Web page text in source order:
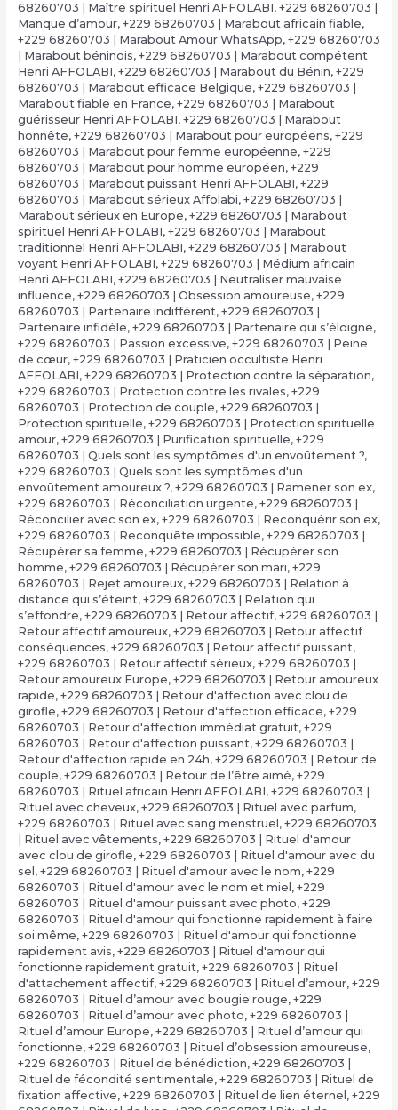
68260703 | Maître spirituel Henri AFFOLABI, +229 68260703 |
Manque d’amour, +229 68260703 | Marabout africain fiable,
+229 68260703 | Marabout Amour WhatsApp, +229 68260703
| Marabout béninois, +229 68260703 | Marabout compétent
Henri AFFOLABI, +229 68260703 | Marabout du Bénin, +229
68260703 | Marabout efficace Belgique, +229 68260703 |
Marabout fiable en France, +229 68260703 | Marabout
guérisseur Henri AFFOLABI, +229 68260703 | Marabout
honnête, +229 68260703 | Marabout pour européens, +229
68260703 | Marabout pour femme européenne, +229
68260703 | Marabout pour homme européen, +229
68260703 | Marabout puissant Henri AFFOLABI, +229
68260703 | Marabout sérieux Affolabi, +229 68260703 |
Marabout sérieux en Europe, +229 68260703 | Marabout
spirituel Henri AFFOLABI, +229 68260703 | Marabout
traditionnel Henri AFFOLABI, +229 68260703 | Marabout
voyant Henri AFFOLABI, +229 68260703 | Médium africain
Henri AFFOLABI, +229 68260703 | Neutraliser mauvaise
influence, +229 68260703 | Obsession amoureuse, +229
68260703 | Partenaire indifférent, +229 68260703 |
Partenaire infidèle, +229 68260703 | Partenaire qui s’éloigne,
+229 68260703 | Passion excessive, +229 68260703 | Peine
de cœur, +229 68260703 | Praticien occultiste Henri
AFFOLABI, +229 68260703 | Protection contre la séparation,
+229 68260703 | Protection contre les rivales, +229
68260703 | Protection de couple, +229 68260703 |
Protection spirituelle, +229 68260703 | Protection spirituelle
amour, +229 68260703 | Purification spirituelle, +229
68260703 | Quels sont les symptômes d'un envoûtement ?,
+229 68260703 | Quels sont les symptômes d'un
envoûtement amoureux ?, +229 68260703 | Ramener son ex,
+229 68260703 | Réconciliation urgente, +229 68260703 |
Réconcilier avec son ex, +229 68260703 | Reconquérir son ex,
+229 68260703 | Reconquête impossible, +229 68260703 |
Récupérer sa femme, +229 68260703 | Récupérer son
homme, +229 68260703 | Récupérer son mari, +229
68260703 | Rejet amoureux, +229 68260703 | Relation à
distance qui s’éteint, +229 68260703 | Relation qui
s’effondre, +229 68260703 | Retour affectif, +229 68260703 |
Retour affectif amoureux, +229 68260703 | Retour affectif
conséquences, +229 68260703 | Retour affectif puissant,
+229 68260703 | Retour affectif sérieux, +229 68260703 |
Retour amoureux Europe, +229 68260703 | Retour amoureux
rapide, +229 68260703 | Retour d'affection avec clou de
girofle, +229 68260703 | Retour d'affection efficace, +229
68260703 | Retour d'affection immédiat gratuit, +229
68260703 | Retour d'affection puissant, +229 68260703 |
Retour d'affection rapide en 24h, +229 68260703 | Retour de
couple, +229 68260703 | Retour de l’être aimé, +229
68260703 | Rituel africain Henri AFFOLABI, +229 68260703 |
Rituel avec cheveux, +229 68260703 | Rituel avec parfum,
+229 68260703 | Rituel avec sang menstruel , +229 68260703
| Rituel avec vêtements, +229 68260703 | Rituel d'amour
avec clou de girofle, +229 68260703 | Rituel d'amour avec du
sel , +229 68260703 | Rituel d'amour avec le nom, +229
68260703 | Rituel d'amour avec le nom et miel , +229
68260703 | Rituel d'amour puissant avec photo, +229
68260703 | Rituel d'amour qui fonctionne rapidement à faire
soi même, +229 68260703 | Rituel d'amour qui fonctionne
rapidement avis, +229 68260703 | Rituel d'amour qui
fonctionne rapidement gratuit, +229 68260703 | Rituel
d'attachement affectif, +229 68260703 | Rituel d’amour, +229
68260703 | Rituel d’amour avec bougie rouge, +229
68260703 | Rituel d’amour avec photo, +229 68260703 |
Rituel d’amour Europe, +229 68260703 | Rituel d’amour qui
fonctionne, +229 68260703 | Rituel d’obsession amoureuse,
+229 68260703 | Rituel de bénédiction, +229 68260703 |
Rituel de fécondité sentimentale, +229 68260703 | Rituel de
fixation affective, +229 68260703 | Rituel de lien éternel , +229